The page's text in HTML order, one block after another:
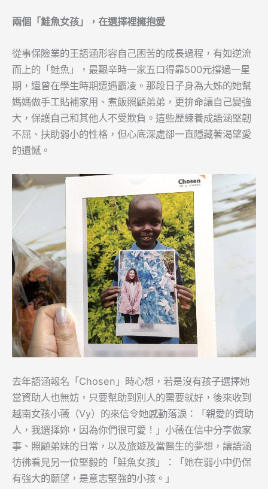
兩個「鮭魚女孩」，在選擇裡擁抱愛
從事保險業的王語涵形容自己困苦的成長過程，有如逆流
而上的「鮭魚」，最艱辛時一家五口得靠500元撐過一星
期，還曾在學生時期遭遇霸凌。那段日子身為大姊的她幫
媽媽做手工貼補家用、煮飯照顧弟弟，更拚命讓自己變強
大，保護自己和其他人不受欺負。這些歷練養成語涵堅韌
不屈、扶助弱小的性格，但心底深處卻一直隱藏著渴望愛
的遺憾。
去年語涵報名「Chosen」時心想，若是沒有孩子選擇她
當資助人也無妨，只要幫助到別人的需要就好，後來收到
越南女孩小薇（Vy）的來信令她感動落淚：「親愛的資助
人，我選擇妳，因為你們很可愛！」小薇在信中分享做家
事、照顧弟妹的日常，以及旅遊及當醫生的夢想，讓語涵
彷彿看見另一位堅毅的「鮭魚女孩」：「她在弱小中仍保
有強大的願望，是意志堅強的小孩。」